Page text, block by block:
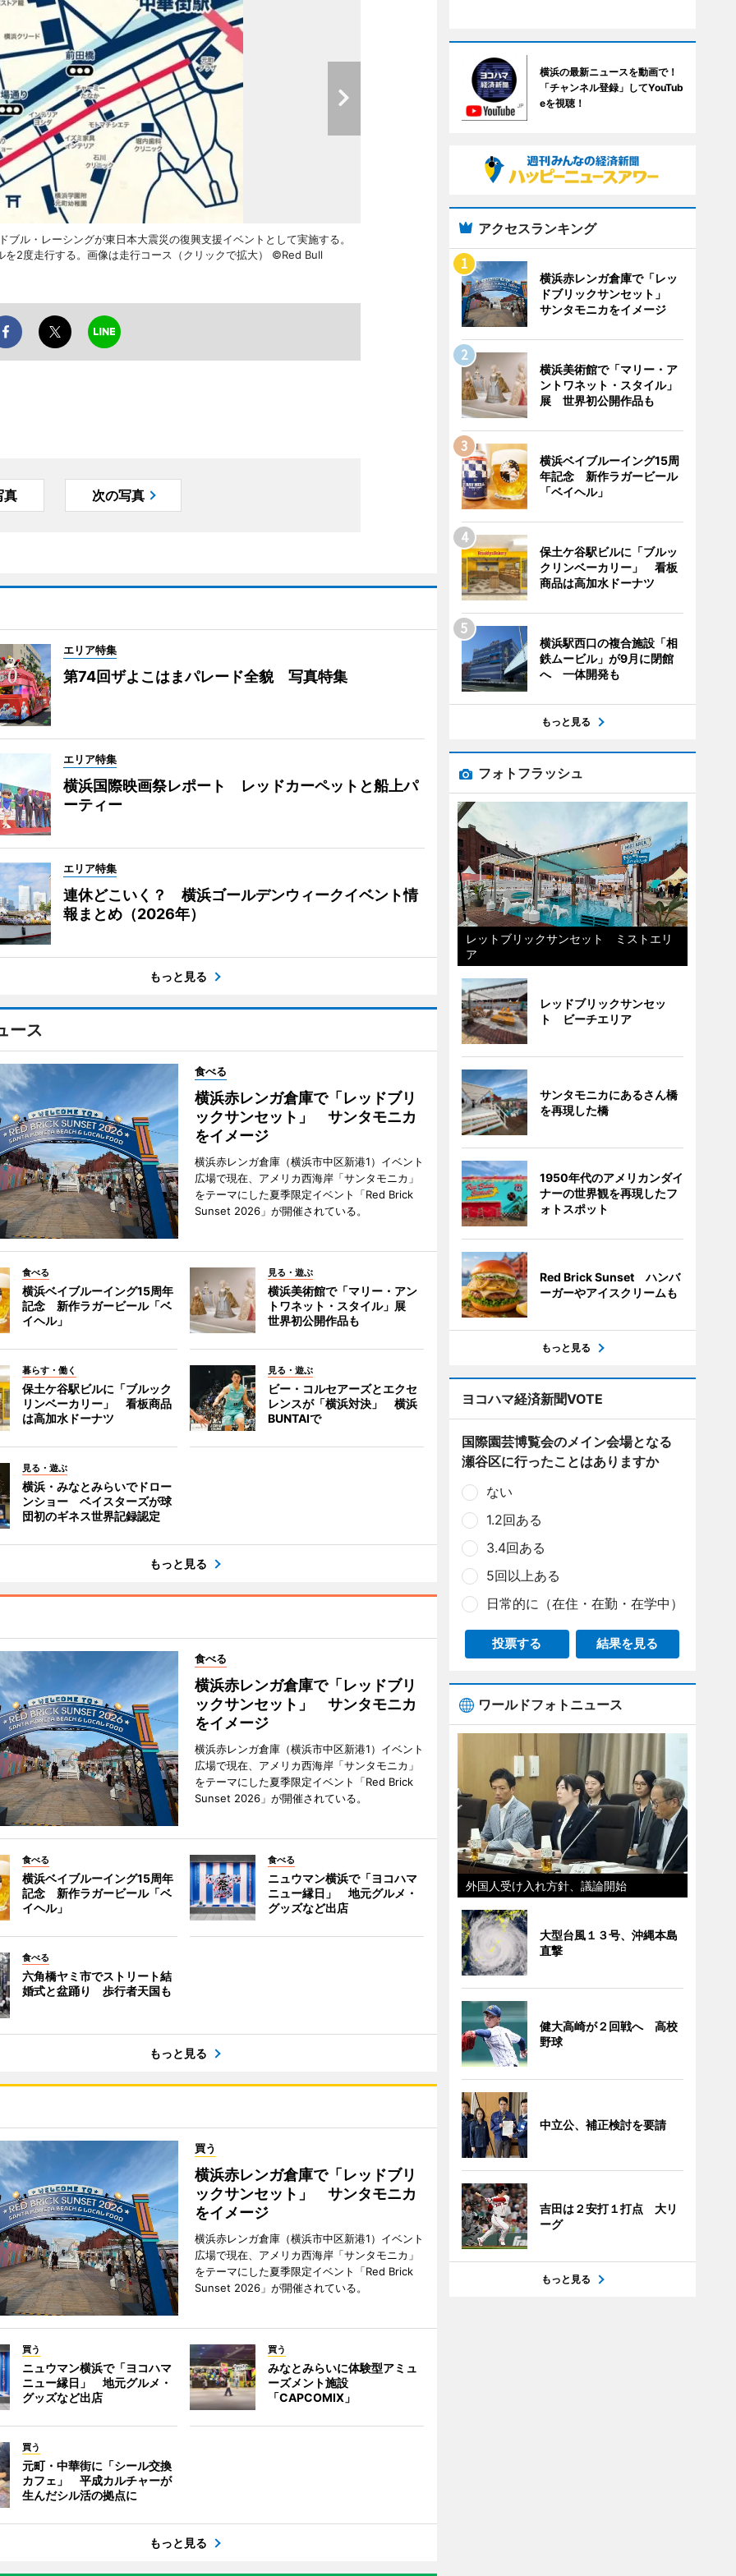
ル・レーシングが東日本大震災の復興支援イベントとして実施する。
2度走行する。画像は走行コース（クリックで拡大） ©Red Bull
真 次の写真
エリア特集
第74回ザよこはまパレード全貌 写真特集
エリア特集
横浜国際映画祭レポート レッドカーペットと船上パ
ーティー
エリア特集
連休どこいく？ 横浜ゴールデンウィークイベント情
報まとめ（2026年）
もっと見る
ース
食べる
横浜赤レンガ倉庫で「レッドブリ
ックサンセット」 サンタモニカ
をイメージ
横浜赤レンガ倉庫（横浜市中区新港1）イベント
広場で現在、アメリカ西海岸「サンタモニカ」
をテーマにした夏季限定イベント「Red Brick
Sunset 2026」が開催されている。
食べる
横浜ベイブルーイング15周年
記念 新作ラガービール「ベ
イヘル」
見る・遊ぶ
横浜美術館で「マリー・アン
トワネット・スタイル」展
世界初公開作品も
暮らす・働く
保土ケ谷駅ビルに「ブルック
リンベーカリー」 看板商品
は高加水ドーナツ
見る・遊ぶ
ビー・コルセアーズとエクセ
レンスが「横浜対決」 横浜
BUNTAIで
見る・遊ぶ
横浜・みなとみらいでドロー
ンショー ベイスターズが球
団初のギネス世界記録認定
もっと見る
食べる
横浜赤レンガ倉庫で「レッドブリ
ックサンセット」 サンタモニカ
をイメージ
横浜赤レンガ倉庫（横浜市中区新港1）イベント
広場で現在、アメリカ西海岸「サンタモニカ」
をテーマにした夏季限定イベント「Red Brick
Sunset 2026」が開催されている。
食べる
横浜ベイブルーイング15周年
記念 新作ラガービール「ベ
イヘル」
食べる
ニュウマン横浜で「ヨコハマ
ニュー縁日」 地元グルメ・
グッズなど出店
食べる
六角橋ヤミ市でストリート結
婚式と盆踊り 歩行者天国も
もっと見る
買う
横浜赤レンガ倉庫で「レッドブリ
ックサンセット」 サンタモニカ
をイメージ
横浜赤レンガ倉庫（横浜市中区新港1）イベント
広場で現在、アメリカ西海岸「サンタモニカ」
をテーマにした夏季限定イベント「Red Brick
Sunset 2026」が開催されている。
買う
ニュウマン横浜で「ヨコハマ
ニュー縁日」 地元グルメ・
グッズなど出店
買う
みなとみらいに体験型アミュ
ーズメント施設
「CAPCOMIX」
買う
元町・中華街に「シール交換
カフェ」 平成カルチャーが
生んだシル活の拠点に
もっと見る
横浜の最新ニュースを動画で！
「チャンネル登録」してYouTub
eを視聴！
アクセスランキング
横浜赤レンガ倉庫で「レッ
ドブリックサンセット」
サンタモニカをイメージ
横浜美術館で「マリー・ア
ントワネット・スタイル」
展 世界初公開作品も
横浜ベイブルーイング15周
年記念 新作ラガービール
「ベイヘル」
保土ケ谷駅ビルに「ブルッ
クリンベーカリー」 看板
商品は高加水ドーナツ
横浜駅西口の複合施設「相
鉄ムービル」が9月に閉館
へ 一体開発も
もっと見る
フォトフラッシュ
レットブリックサンセット ミストエリ
ア
レッドブリックサンセッ
ト ビーチエリア
サンタモニカにあるさん橋
を再現した橋
1950年代のアメリカンダイ
ナーの世界観を再現したフ
ォトスポット
Red Brick Sunset ハンバ
ーガーやアイスクリームも
もっと見る
ヨコハマ経済新聞VOTE
国際園芸博覧会のメイン会場となる
瀬谷区に行ったことはありますか
ない
1.2回ある
3.4回ある
5回以上ある
日常的に（在住・在勤・在学中）
投票する 結果を見る
ワールドフォトニュース
外国人受け入れ方針、議論開始
大型台風１３号、沖縄本島
直撃
健大高崎が２回戦へ 高校
野球
中立公、補正検討を要請
吉田は２安打１打点 大リ
ーグ
もっと見る